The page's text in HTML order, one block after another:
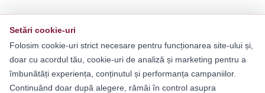
Setări cookie-uri
Folosim cookie-uri strict necesare pentru funcționarea site-ului și,
doar cu acordul tău, cookie-uri de analiză și marketing pentru a
îmbunătăți experiența, conținutul și performanța campaniilor.
Continuând doar după alegere, rămâi în control asupra